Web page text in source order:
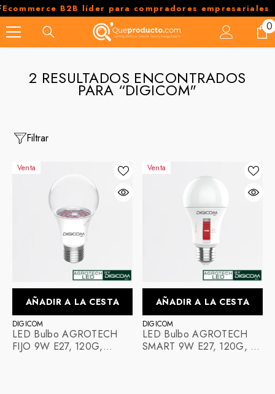
SALTAR AL CONTENIDO
B2B líder para compradores empresariales
00
2 RESULTADOS ENCONTRADOS
PARA “DIGICOM"
Filtrar
Venta
AÑADIR A LA CESTA
PROVEEDOR:
DIGICOM
LED Bulbo AGROTECH
FIJO 9W E27, 120G,
Venta
AÑADIR A LA CESTA
PROVEEDOR:
DIGICOM
LED Bulbo AGROTECH
SMART 9W E27, 120G, 16